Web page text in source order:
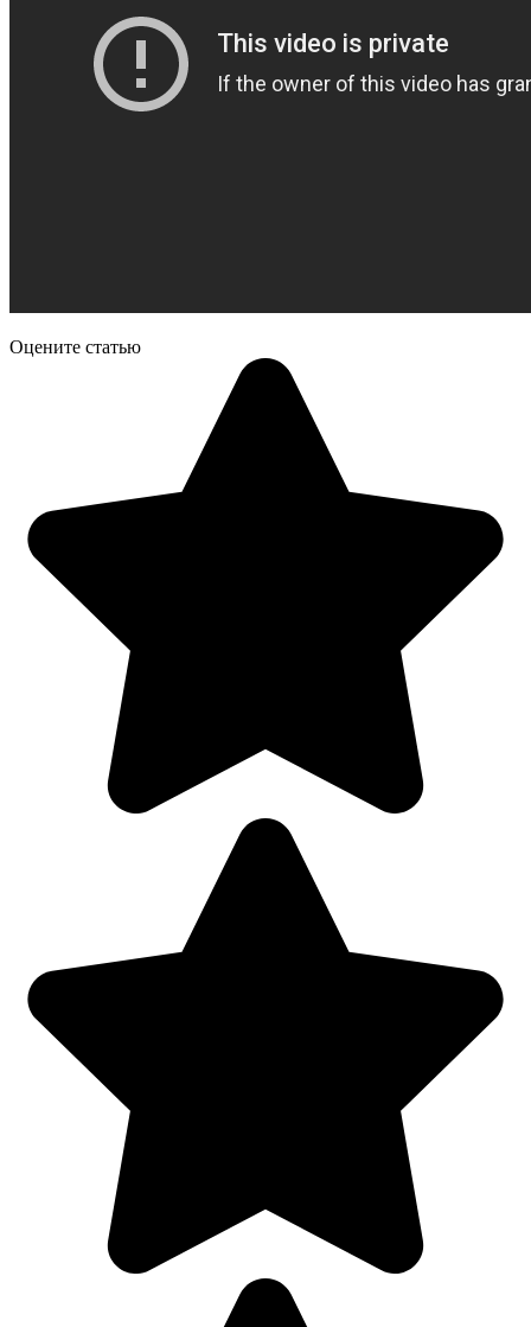
Оцените статью